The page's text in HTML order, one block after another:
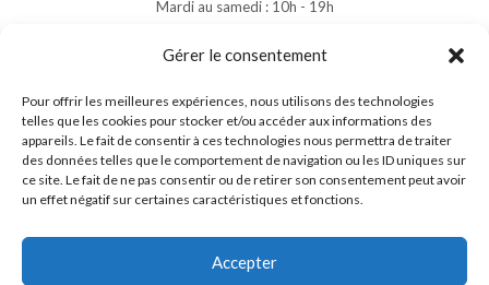
Gérer le consentement
Pour offrir les meilleures expériences, nous utilisons des technologies
telles que les cookies pour stocker et/ou accéder aux informations des
appareils. Le fait de consentir à ces technologies nous permettra de traiter
des données telles que le comportement de navigation ou les ID uniques sur
ce site. Le fait de ne pas consentir ou de retirer son consentement peut avoir
un effet négatif sur certaines caractéristiques et fonctions.
Accepter
Mardi au samedi : 10h - 19h
Boutique Colmar
(Cours Stefan Waldner)
09 50 09 24 79
Horaire d'ouverture